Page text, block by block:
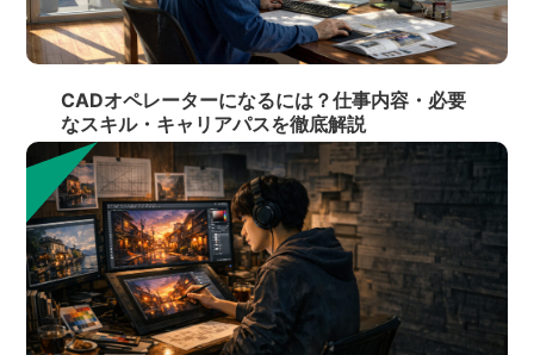
CADオペレーターになるには？仕事内容・必要
なスキル・キャリアパスを徹底解説